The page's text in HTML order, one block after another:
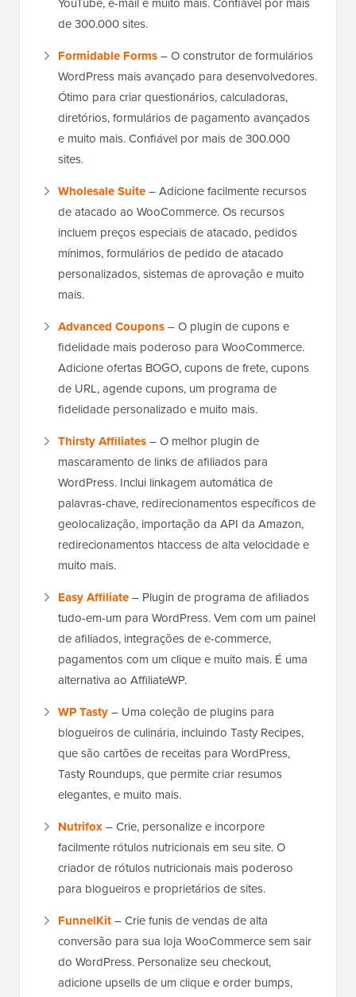
de 300.000 sites.
Formidable Forms– O construtor de formulários
WordPress mais avançado para desenvolvedores.
Ótimo para criar questionários, calculadoras,
diretórios, formulários de pagamento avançados
e muito mais. Confiável por mais de 300.000
sites.
Wholesale Suite– Adicione facilmente recursos
de atacado ao WooCommerce. Os recursos
incluem preços especiais de atacado, pedidos
mínimos, formulários de pedido de atacado
personalizados, sistemas de aprovação e muito
mais.
Advanced Coupons– O plugin de cupons e
fidelidade mais poderoso para WooCommerce.
Adicione ofertas BOGO, cupons de frete, cupons
de URL, agende cupons, um programa de
fidelidade personalizado e muito mais.
Thirsty Affiliates– O melhor plugin de
mascaramento de links de afiliados para
WordPress. Inclui linkagem automática de
palavras-chave, redirecionamentos específicos de
geolocalização, importação da API da Amazon,
redirecionamentos htaccess de alta velocidade e
muito mais.
Easy Affiliate– Plugin de programa de afiliados
tudo-em-um para WordPress. Vem com um painel
de afiliados, integrações de e-commerce,
pagamentos com um clique e muito mais. É uma
alternativa ao AffiliateWP.
WP Tasty– Uma coleção de plugins para
blogueiros de culinária, incluindo Tasty Recipes,
que são cartões de receitas para WordPress,
Tasty Roundups, que permite criar resumos
elegantes, e muito mais.
Nutrifox– Crie, personalize e incorpore
facilmente rótulos nutricionais em seu site. O
criador de rótulos nutricionais mais poderoso
para blogueiros e proprietários de sites.
FunnelKit– Crie funis de vendas de alta
conversão para sua loja WooCommerce sem sair
do WordPress. Personalize seu checkout,
adicione upsells de um clique e order bumps,